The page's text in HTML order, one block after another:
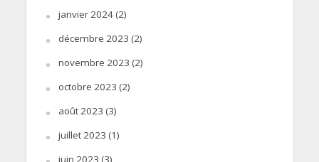
janvier 2024(2)
décembre 2023 (2)
novembre 2023 (2)
octobre 2023 (2)
août 2023 (3)
juillet 2023 (1)
juin 2023 (3)